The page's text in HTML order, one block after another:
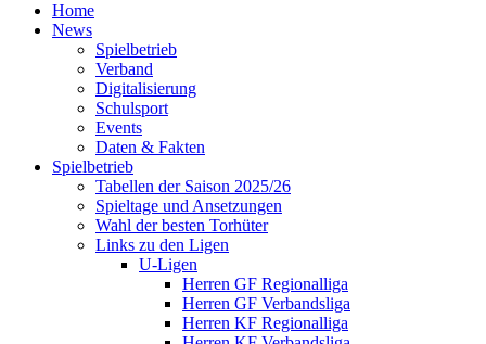
Home
News
Spielbetrieb
Verband
Digitalisierung
Schulsport
Events
Daten & Fakten
Spielbetrieb
Tabellen der Saison 2025/26
Spieltage und Ansetzungen
Wahl der besten Torhüter
Links zu den Ligen
U-Ligen
Herren GF Regionalliga
Herren GF Verbandsliga
Herren KF Regionalliga